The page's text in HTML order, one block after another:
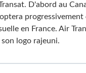
D'abord au
en France. Air
logo rajeuni.